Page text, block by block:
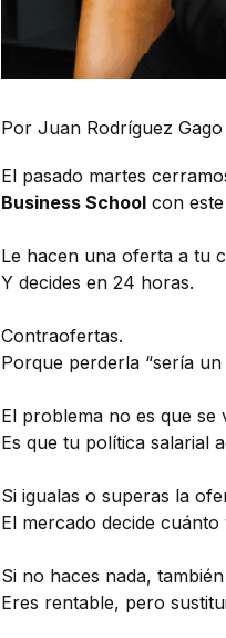
Por Juan Rodríguez Gago
El pasado martes
Business School con
Le hacen una oferta a tu
Y decides en 24 horas.
Contraofertas.
Porque perderla “sería un
El problema no es que se
Es que tu política salarial
Si igualas o superas la
El mercado decide
Si no haces nada,
Eres rentable, pero